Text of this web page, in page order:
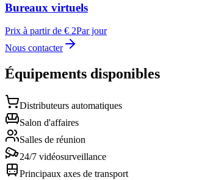
Bureaux virtuels
Prix à partir de € 2Par jour
Nous contacter
Équipements disponibles
Distributeurs automatiques
Salon d'affaires
Salles de réunion
24/7 vidéosurveillance
Principaux axes de transport